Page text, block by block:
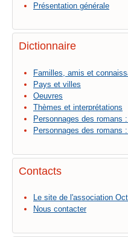
Présentation générale
Dictionnaire
Familles, amis et
Pays et villes
Oeuvres
Thèmes et interprétations
Personnages des romans
Personnages des romans
Contacts
Le site de l'association
Nous contacter